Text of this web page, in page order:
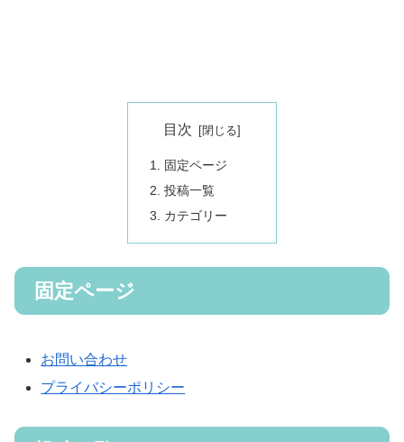
目次
固定ページ
投稿一覧
カテゴリー
固定ページ
お問い合わせ
プライバシーポリシー